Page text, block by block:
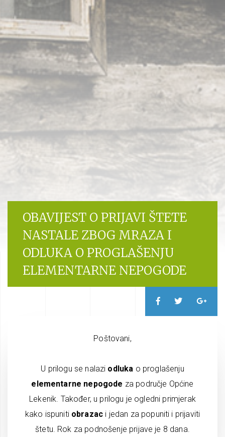
OBAVIJEST O PRIJAVI ŠTETE
NASTALE ZBOG MRAZA I
ODLUKA O PROGLAŠENJU
ELEMENTARNE NEPOGODE
Poštovani,
U prilogu se nalazi odluka o proglašenju
elementarne nepogode za područje Općine
Lekenik. Također, u prilogu je ogledni primjerak
kako ispuniti obrazac i jedan za popuniti i prijaviti
štetu. Rok za podnošenje prijave je 8 dana.